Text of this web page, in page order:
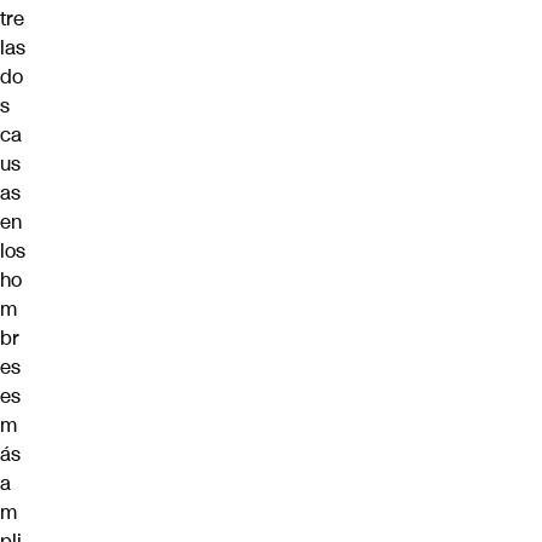
tre
las
do
s
ca
us
as
en
los
ho
m
br
es
es
m
ás
a
m